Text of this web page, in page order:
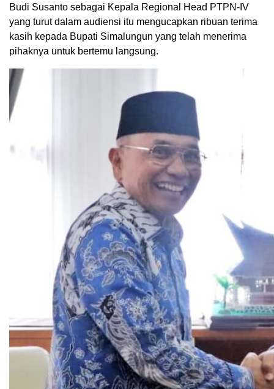
Budi Susanto sebagai Kepala Regional Head PTPN-IV
yang turut dalam audiensi itu mengucapkan ribuan terima
kasih kepada Bupati Simalungun yang telah menerima
pihaknya untuk bertemu langsung.